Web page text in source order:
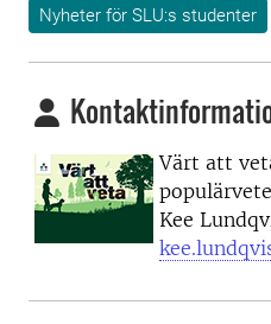
Nyheter för SLU:s studenter
Värt att
Kee